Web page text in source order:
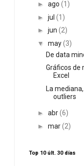
► ago (1)
► jul (1)
► jun (2)
▼ may(3)
De data
Gráficos de
Excel
La
outliers
► abr(6)
► mar(2)
Top 10 últ. 30 días